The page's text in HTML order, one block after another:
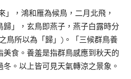
」，鴻和雁為候鳥，二月北飛，
歸」，玄鳥即燕子，燕子白露時分
鳥所以為「歸」)。「三候群鳥養
食。養羞是指群鳥感應到秋天的
。以上皆可見天氣轉涼之景象。